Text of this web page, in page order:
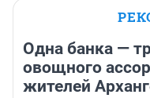
Одна банка —
овощного
жителей